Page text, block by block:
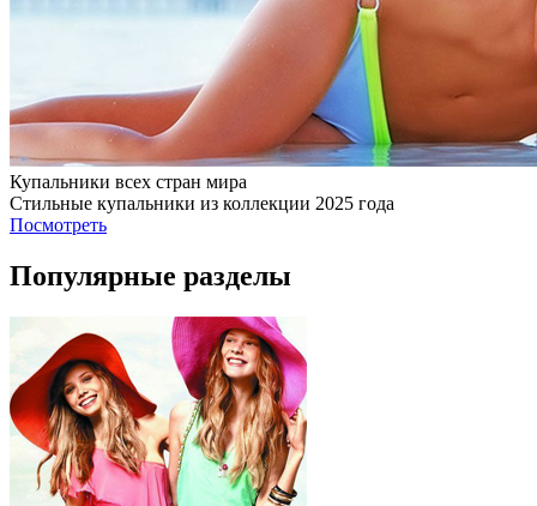
Купальники всех стран мира
Стильные купальники из коллекции 2025 года
Посмотреть
Популярные разделы